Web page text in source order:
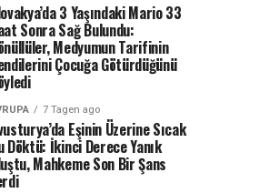
3 Yaşındaki Mario 33
Sonra Sağ Bulundu:
Medyumun Tarifinin
Çocuğa Götürdüğünü
7 Tagen ago
Eşinin Üzerine Sıcak
Döktü: İkinci Derece Yanık
Mahkeme Son Bir Şans